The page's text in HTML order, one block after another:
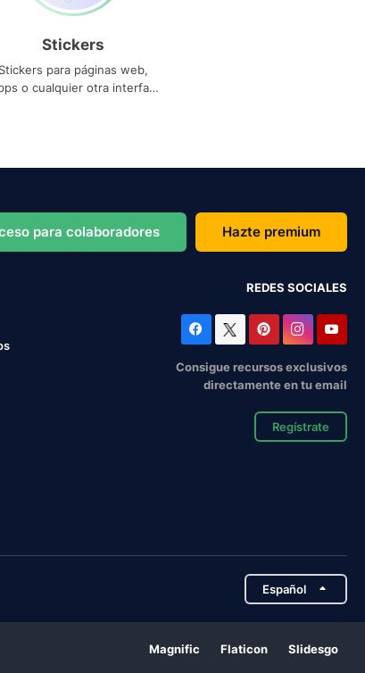
Stickers
Stickers para páginas web,
o cualquier otra interfaz
para colaboradores Hazte premium
REDES SOCIALES
Consigue recursos exclusivos
directamente en tu email
Regístrate
Español
Magnific Flaticon Slidesgo